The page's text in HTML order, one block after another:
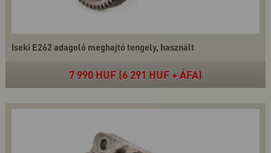
Iseki E262 adagoló meghajtó tengely, használt
7 990 HUF (6 291 HUF + ÁFA)